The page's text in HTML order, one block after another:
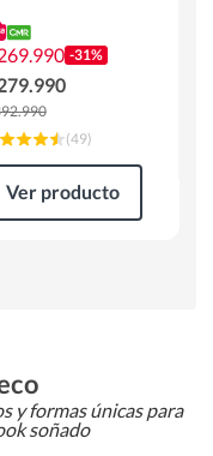
-31%
(49)
Ver producto
y formas únicas para
soñado